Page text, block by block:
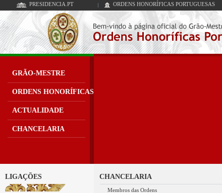
PRESIDENCIA.PT ORDENS HONORÍFICAS PORTUGUESAS
GRÃO-MESTRE
ORDENS HONORÍFICAS
ACTUALIDADE
CHANCELARIA
LIGAÇÕES CHANCELARIA
Membros das Ordens